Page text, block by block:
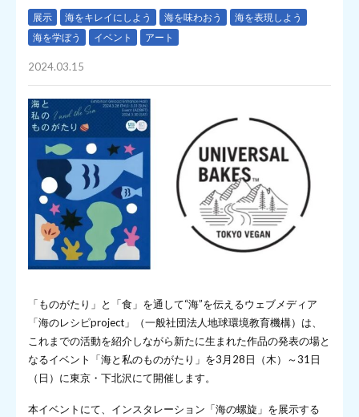
展示 海をキレイにしよう 海を味わおう
海を表現しよう
海を学ぼう
イベント アート
2024.03.15
「ものがたり」と「食」を通して“海”を伝えるウェブメディア
「海のレシピproject」（一般社団法人地球環境教育機構）は、
これまでの活動を紹介しながら新たに生まれた作品の発表の場と
なるイベント「海と私のものがたり」を3月28日（木）～31日
（日）に東京・下北沢にて開催します。
本イベントにて、インスタレーション「海の螺旋」を展示する